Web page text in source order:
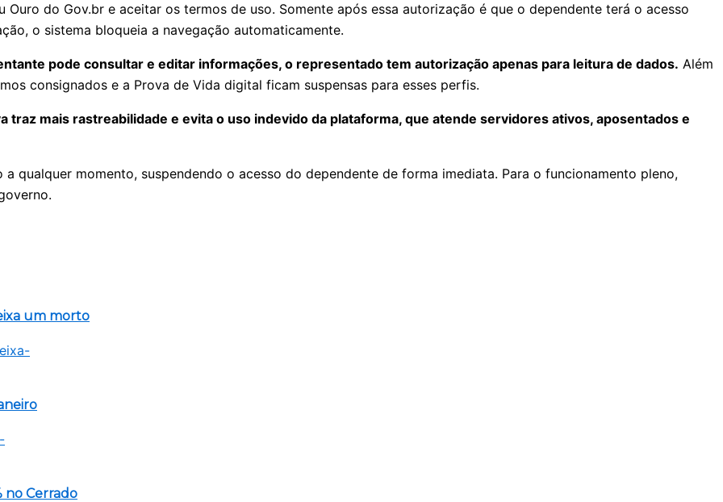
do Gov.br e aceitar os termos de uso. Somente após essa autorização é que o dependente terá o acesso
o sistema bloqueia a navegação automaticamente.
pode consultar e editar informações, o representado tem autorização apenas para leitura de dados. Além
consignados e a Prova de Vida digital ficam suspensas para esses perfis.
traz mais rastreabilidade e evita o uso indevido da plataforma, que atende servidores ativos, aposentados e
qualquer momento, suspendendo o acesso do dependente de forma imediata. Para o funcionamento pleno,
um morto
no Cerrado